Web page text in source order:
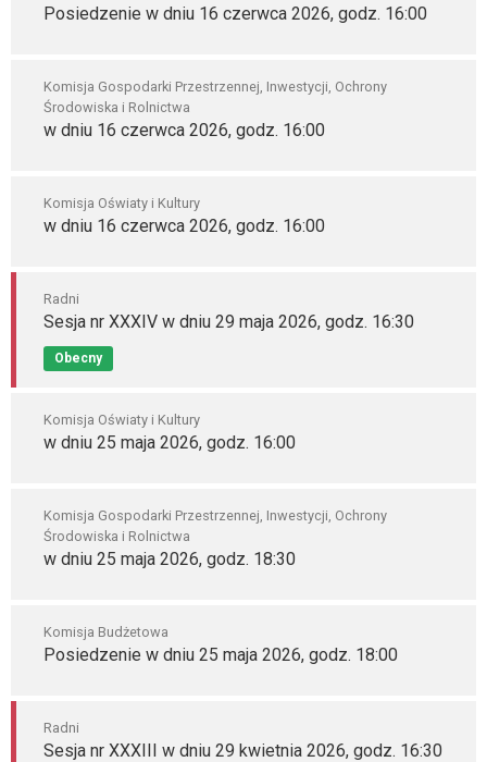
Posiedzenie w dniu 16 czerwca 2026, godz. 16:00
Komisja Gospodarki Przestrzennej, Inwestycji, Ochrony
Środowiska i Rolnictwa
w dniu 16 czerwca 2026, godz. 16:00
Komisja Oświaty i Kultury
w dniu 16 czerwca 2026, godz. 16:00
Radni
Sesja nr XXXIV w dniu 29 maja 2026, godz. 16:30
Obecny
Komisja Oświaty i Kultury
w dniu 25 maja 2026, godz. 16:00
Komisja Gospodarki Przestrzennej, Inwestycji, Ochrony
Środowiska i Rolnictwa
w dniu 25 maja 2026, godz. 18:30
Komisja Budżetowa
Posiedzenie w dniu 25 maja 2026, godz. 18:00
Radni
Sesja nr XXXIII w dniu 29 kwietnia 2026, godz. 16:30